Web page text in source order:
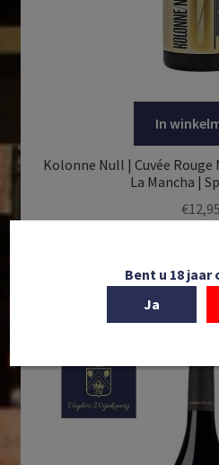
In
Kolonne Null | Cuvée
La Mancha |
€12,95
Bent u 18 jaar
Ja